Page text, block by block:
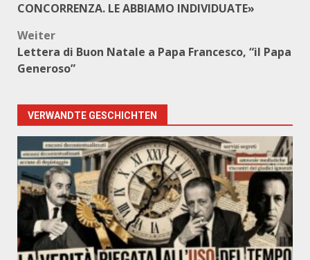
CONCORRENZA. LE ABBIAMO INDIVIDUATE»
Weiter
Lettera di Buon Natale a Papa Francesco, “il Papa
Generoso”
VERWANDTE GESCHICHTEN